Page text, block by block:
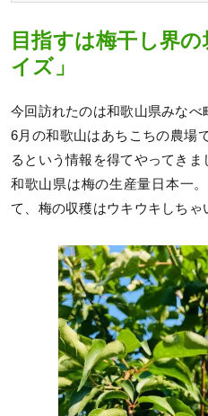
目指すは梅干し界
イズ」
今回訪れたのは和歌山県みなべ
6月の和歌山はあちこちの農場
るという情報を得てやってきま
和歌山県は梅の生産量日本一
て、梅の収穫はウキウキしちゃ